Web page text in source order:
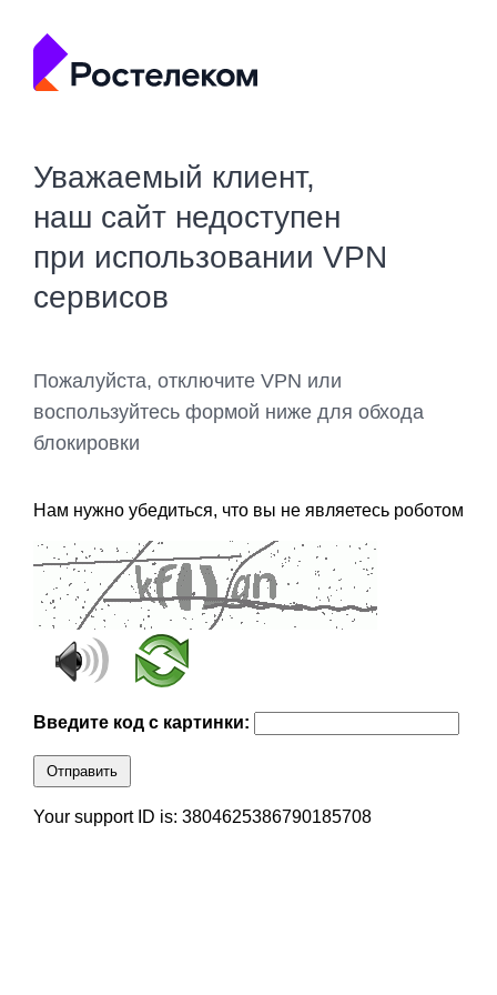
Уважаемый клиент,
наш сайт недоступен
при использовании VPN
сервисов
Пожалуйста, отключите VPN или
воспользуйтесь формой ниже для обхода
блокировки
Нам нужно убедиться, что вы не являетесь роботом
Введите код с картинки:
Отправить
Your support ID is: 3804625386790185708